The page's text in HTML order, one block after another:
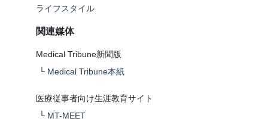
ライフスタイル
関連媒体
Medical Tribune新聞版
└ Medical Tribune本紙
医療従事者向け生涯教育サイト
└ MT-MEET